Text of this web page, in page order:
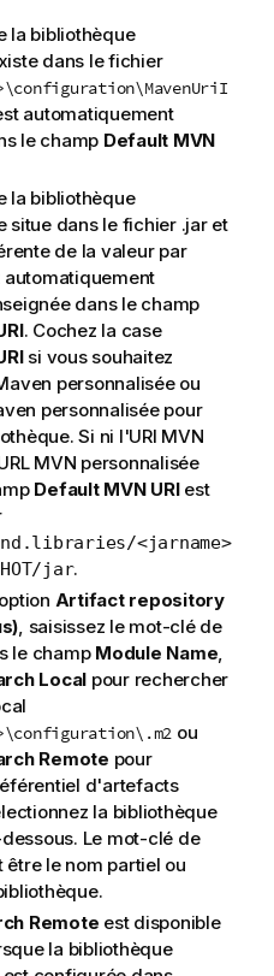
la bibliothèque
dans le fichier
automatiquement
le champ Default MVN
la bibliothèque
situe dans le fichier .jar et
de la valeur par
dans le champ
. Cochez la case
si vous souhaitez
personnalisée ou
personnalisée pour
Si ni l'URI MVN
MVN personnalisée
Default MVN URIest
<jarname>
jar.
Artifact repository
, saisissez le mot-clé de
le champ Module Name,
Local pour rechercher
ou
Remote pour
d'artefacts
la bibliothèque
Le mot-clé de
être le nom partiel ou
Remote est disponible
la bibliothèque